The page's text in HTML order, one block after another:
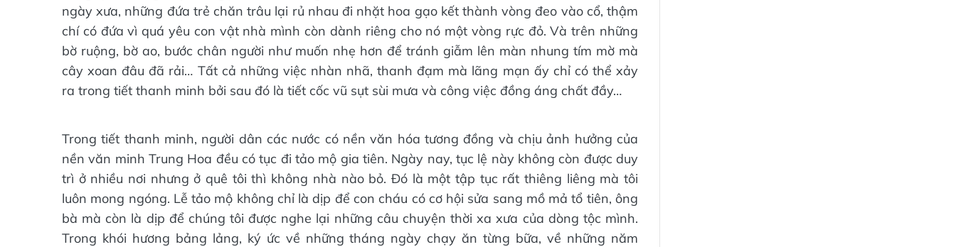
ngày xưa, những đứa trẻ chăn trâu lại rủ nhau đi nhặt hoa gạo kết thành vòng đeo vào cổ, thậm
chí có đứa vì quá yêu con vật nhà mình còn dành riêng cho nó một vòng rực đỏ. Và trên những
bờ ruộng, bờ ao, bước chân người như muốn nhẹ hơn để tránh giẫm lên màn nhung tím mờ mà
cây xoan đâu đã rải… Tất cả những việc nhàn nhã, thanh đạm mà lãng mạn ấy chỉ có thể xảy
ra trong tiết thanh minh bởi sau đó là tiết cốc vũ sụt sùi mưa và công việc đồng áng chất đầy…
Trong tiết thanh minh, người dân các nước có nền văn hóa tương đồng và chịu ảnh hưởng của
nền văn minh Trung Hoa đều có tục đi tảo mộ gia tiên. Ngày nay, tục lệ này không còn được duy
trì ở nhiều nơi nhưng ở quê tôi thì không nhà nào bỏ. Đó là một tập tục rất thiêng liêng mà tôi
luôn mong ngóng. Lễ tảo mộ không chỉ là dịp để con cháu có cơ hội sửa sang mồ mả tổ tiên, ông
bà mà còn là dịp để chúng tôi được nghe lại những câu chuyện thời xa xưa của dòng tộc mình.
Trong khói hương bảng lảng, ký ức về những tháng ngày chạy ăn từng bữa, về những năm